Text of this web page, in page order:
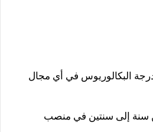
البكالوريوس في أي مجال
سنة إلى سنتين في منصب